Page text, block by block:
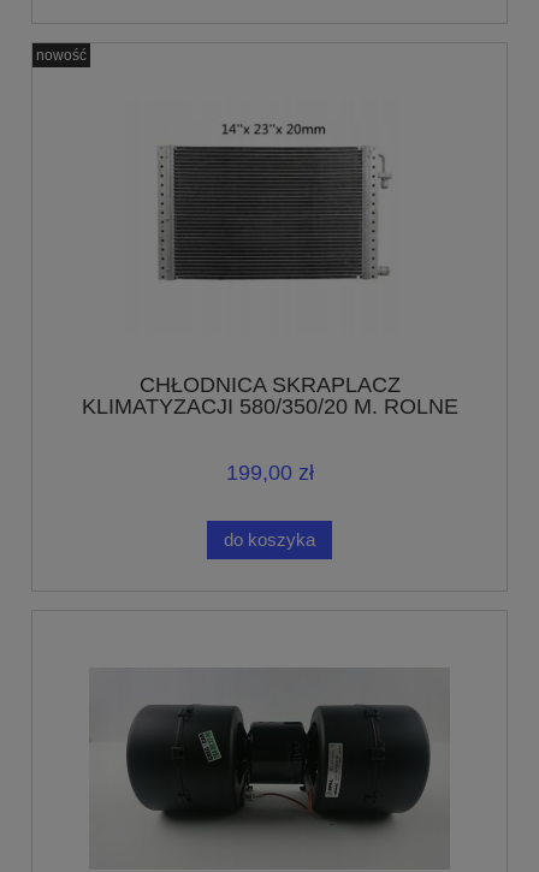
CHŁODNICA SKRAPLACZ
KLIMATYZACJI 580/350/20 M. ROLNE
199,00 zł
do koszyka
nowość